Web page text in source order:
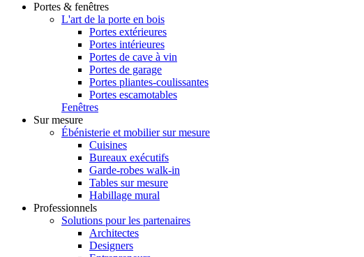
Portes & fenêtres
L'art de la porte en bois
Portes extérieures
Portes intérieures
Portes de cave à vin
Portes de garage
Portes pliantes-coulissantes
Portes escamotables
Fenêtres
Sur mesure
Ébénisterie et mobilier sur mesure
Cuisines
Bureaux exécutifs
Garde-robes walk-in
Tables sur mesure
Habillage mural
Professionnels
Solutions pour les partenaires
Architectes
Designers